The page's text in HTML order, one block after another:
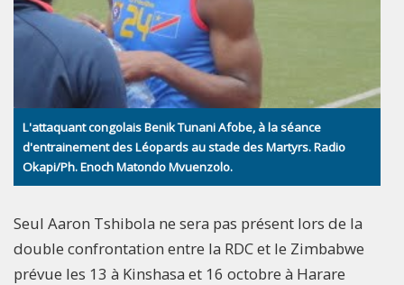
L'attaquant congolais Benik Tunani Afobe, à la séance
d'entrainement des Léopards au stade des Martyrs. Radio
Okapi/Ph. Enoch Matondo Mvuenzolo.
Seul Aaron Tshibola ne sera pas présent lors de la
double confrontation entre la RDC et le Zimbabwe
prévue les 13 à Kinshasa et 16 octobre à Harare